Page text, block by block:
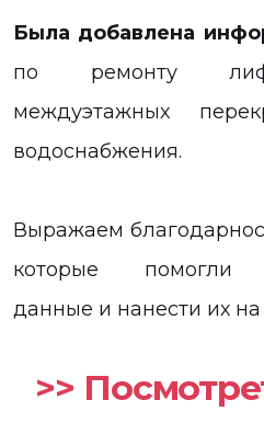
Была добавлена
по ремонту
междуэтажных
водоснабжения.
Выражаем
которые помогли
данные и нанести их на
>>